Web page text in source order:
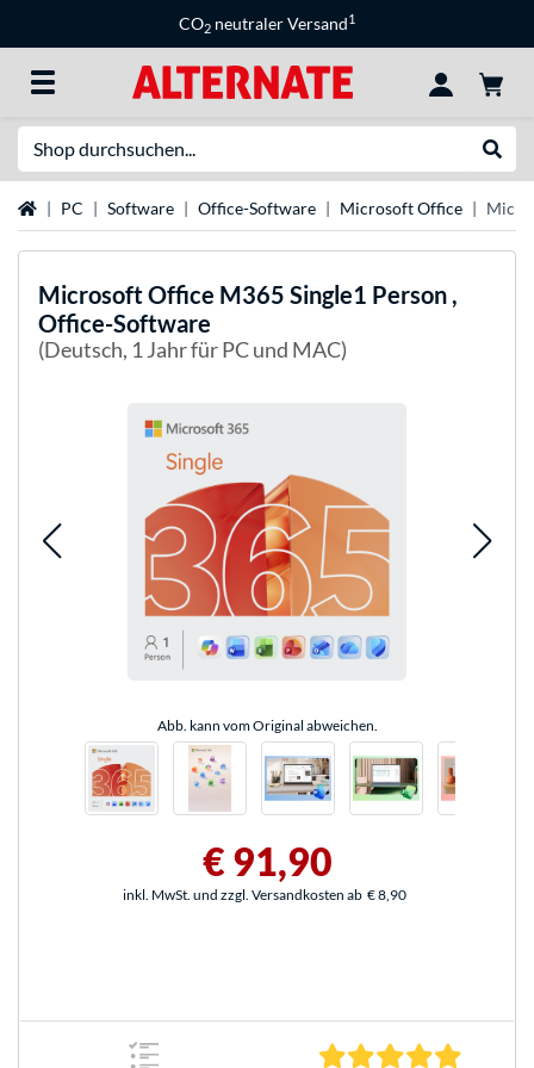
CO2 neutraler Versand1
Startseite
PC Software Office-Software Microsoft Office
MicrosoftOffice M365 Single1 Person ,
Office-Software
(Deutsch, 1 Jahr für PC und MAC)
Abb. kann vom Original abweichen.
€ 91,90
inkl. MwSt. und zzgl. Versandkosten ab € 8,90